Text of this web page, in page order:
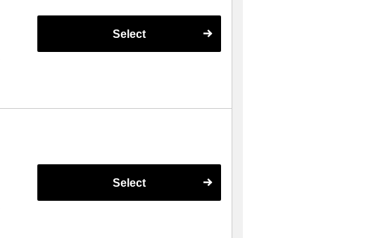
Select
Select